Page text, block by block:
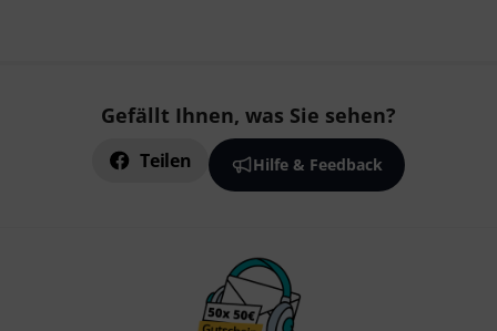
Gefällt Ihnen, was Sie sehen?
Teilen Hilfe & Feedback